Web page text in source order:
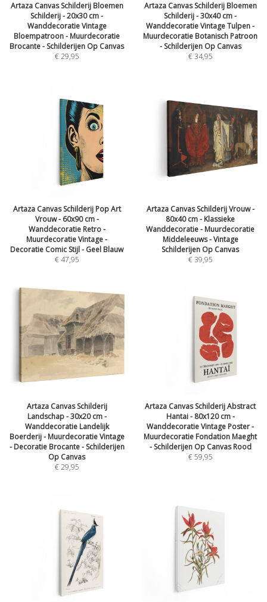
Artaza Canvas Schilderij Bloemen
Schilderij - 20x30 cm -
Wanddecoratie Vintage
Bloempatroon - Muurdecoratie
Brocante - Schilderijen Op Canvas
€29,95
Artaza Canvas Schilderij Bloemen
Schilderij - 30x40 cm -
Wanddecoratie Vintage Tulpen -
Muurdecoratie Botanisch Patroon
- Schilderijen Op Canvas
€34,95
Artaza Canvas Schilderij Pop Art
Vrouw - 60x90 cm -
Wanddecoratie Retro -
Muurdecoratie Vintage -
Decoratie Comic Stijl - Geel Blauw
€47,95
Artaza Canvas Schilderij Vrouw -
80x40 cm - Klassieke
Wanddecoratie - Muurdecoratie
Middeleeuws - Vintage
Schilderijen Op Canvas
€39,95
Artaza Canvas Schilderij
Landschap - 30x20 cm -
Wanddecoratie Landelijk
Boerderij - Muurdecoratie Vintage
- Decoratie Brocante - Schilderijen
Op Canvas
€29,95
Artaza Canvas Schilderij Abstract
Hantai - 80x120 cm -
Wanddecoratie Vintage Poster -
Muurdecoratie Fondation Maeght
- Schilderijen Op Canvas Rood
€59,95